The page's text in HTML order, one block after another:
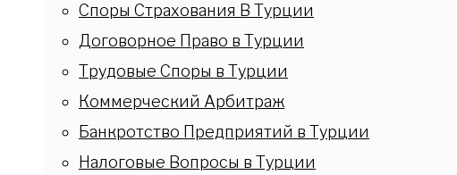
Споры Страхования В Турции
Договорное Право в Турции
Трудовые Споры в Турции
Коммерческий Арбитраж
Банкротство Предприятий в Турции
Налоговые Вопросы в Турции